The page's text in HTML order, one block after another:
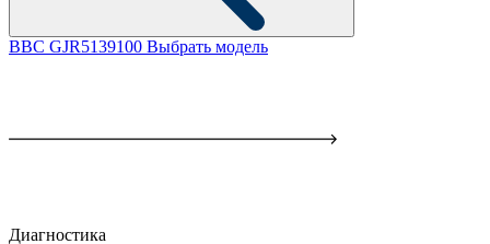
BBC GJR5139100 Выбрать модель
Диагностика